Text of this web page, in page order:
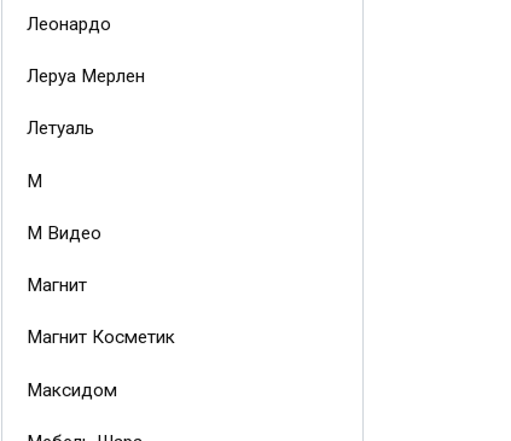
Леонардо
Леруа Мерлен
Летуаль
М
М Видео
Магнит
Магнит Косметик
Максидом